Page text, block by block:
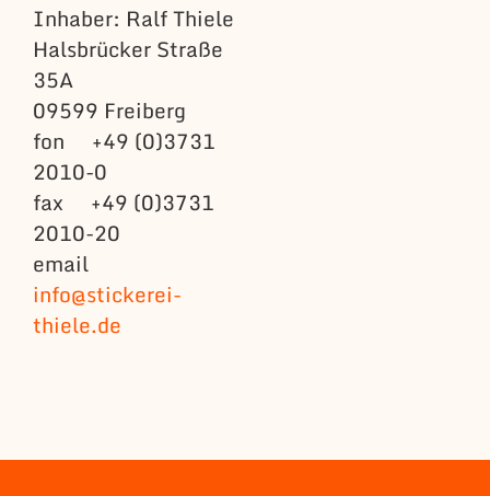
Inhaber: Ralf Thiele
Halsbrücker Straße
35A
09599 Freiberg
fon +49 (0)3731
2010-0
fax +49 (0)3731
2010-20
email
info@stickerei-
thiele.de